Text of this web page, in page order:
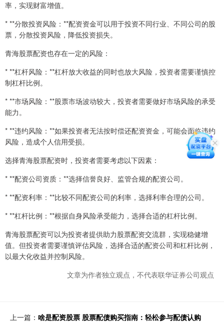
率，实现财富增值。
* **分散投资风险：**配资资金可以用于投资不同行业、不同公司的股
票，分散投资风险，降低投资损失。
青海股票配资也存在一定的风险：
* **杠杆风险：**杠杆放大收益的同时也放大风险，投资者需要谨慎控
制杠杆比例。
* **市场风险：**股票市场波动较大，投资者需要做好市场风险的承受
能力。
* **违约风险：**如果投资者无法按时偿还配资资金，可能会面临违约
风险，造成个人信用受损。
选择青海股票配资时，投资者需要考虑以下因素：
* **配资公司资质：**选择信誉良好、监管合规的配资公司。
* **配资利率：**比较不同配资公司的利率，选择利率合理的公司。
* **杠杆比例：**根据自身风险承受能力，选择合适的杠杆比例。
青海股票配资可以为投资者提供助力股票配资交流群，实现稳健增
值。但投资者需要谨慎评估风险，选择合适的配资公司和杠杆比例，
以最大化收益并控制风险。
文章为作者独立观点，不代表联华证券公司观点
上一篇： 啥是配资股票 股票配债购买指南：轻松参与配债认购